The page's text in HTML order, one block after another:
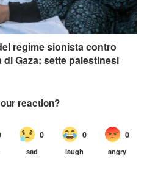
regime sionista contro
Gaza: sette palestinesi